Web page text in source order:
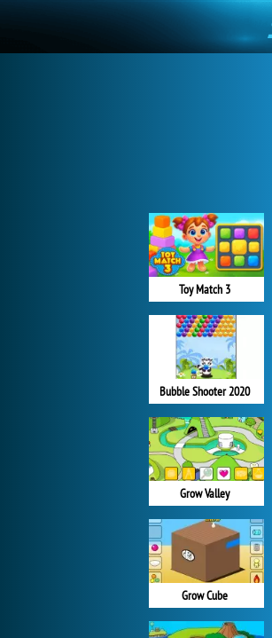
Toy Match 3
Bubble Shooter 2020
Grow Valley
Grow Cube